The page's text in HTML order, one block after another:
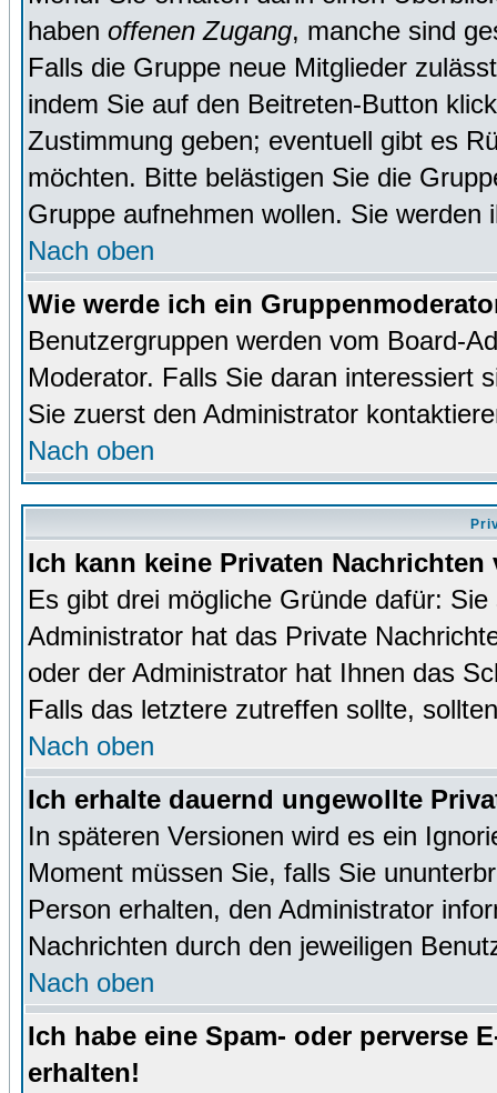
haben offenen Zugang, manche sind
Falls die Gruppe neue Mitglieder
indem Sie auf den Beitreten-Button
Zustimmung geben; eventuell gibt es
möchten. Bitte belästigen Sie die
Gruppe aufnehmen wollen. Sie werden
Nach oben
Wie werde ich ein
Benutzergruppen werden vom Board-
Moderator. Falls Sie daran interessiert
Sie zuerst den Administrator
Nach oben
Ich kann keine Privaten Nachrichten
Es gibt drei mögliche Gründe dafür:
Administrator hat das Private
oder der Administrator hat Ihnen das
Falls das letztere zutreffen sollte,
Nach oben
Ich erhalte dauernd ungewollte
In späteren Versionen wird es ein
Moment müssen Sie, falls Sie
Person erhalten, den Administrator
Nachrichten durch den jeweiligen
Nach oben
Ich habe eine Spam- oder perverse
erhalten!